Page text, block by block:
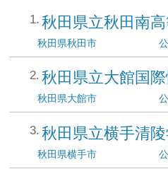
秋田県立秋田南
秋田県秋田市
秋田県立大館国
秋田県大館市
秋田県立横手清
秋田県横手市